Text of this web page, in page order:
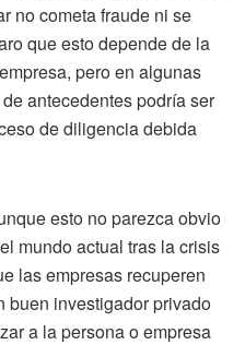
no cometa fraude ni se
que esto depende de la
pero en algunas
antecedentes podría ser
de diligencia debida
esto no parezca obvio
mundo actual tras la crisis
las empresas recuperen
buen investigador privado
a la persona o empresa